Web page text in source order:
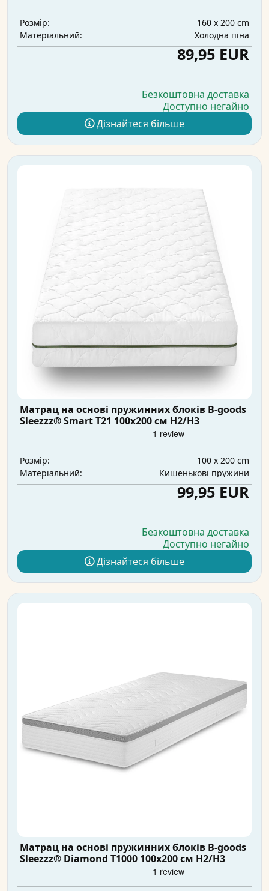
Розмір:
160 x 200 cm
Матеріальний:
Холодна піна
89,95 EUR
Безкоштовна доставка
Доступно негайно
Дізнайтеся більше
Матрац на основі пружинних блоків B-goods
Sleezzz® Smart T21 100x200 см H2/H3
Розмір:
100 x 200 cm
Матеріальний:
Кишенькові пружини
99,95 EUR
Безкоштовна доставка
Доступно негайно
Дізнайтеся більше
Матрац на основі пружинних блоків B-goods
Sleezzz® Diamond T1000 100x200 см H2/H3